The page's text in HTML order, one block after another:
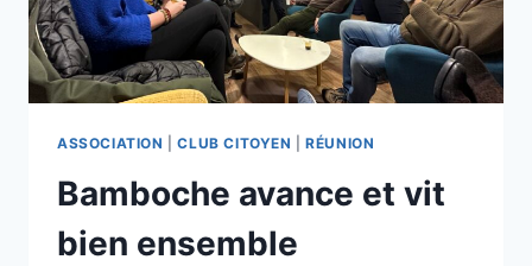
LE
SPORT
ASSOCIATION |CLUB CITOYEN |RÉUNION
Bamboche avance et vit
bien ensemble